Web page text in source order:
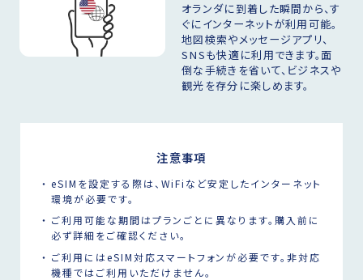
オランダに到着した瞬間から、す
ぐにインターネットが利用可能。
地図検索やメッセージアプリ、
SNSも快適に利用できます。面
倒な手続きを省いて、ビジネスや
観光を存分に楽しめます。
注意事項
eSIMを設定する際は、WiFiなど安定したインターネット
環境が必要です。
ご利用可能な期間はプランごとに異なります。購入前に
必ず詳細をご確認ください。
ご利用にはeSIM対応スマートフォンが必要です。非対応
機種ではご利用いただけません。